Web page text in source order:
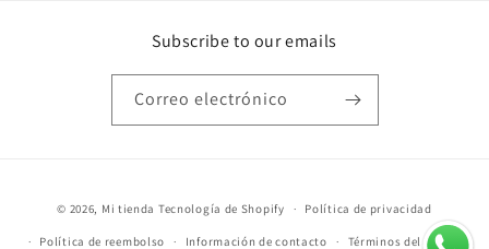
Subscribe to our emails
Correo electrónico
de
© 2026, Mi tienda Tecnología de Shopify Política de privacidad
Política de reembolso Información de contacto Términos del servicio